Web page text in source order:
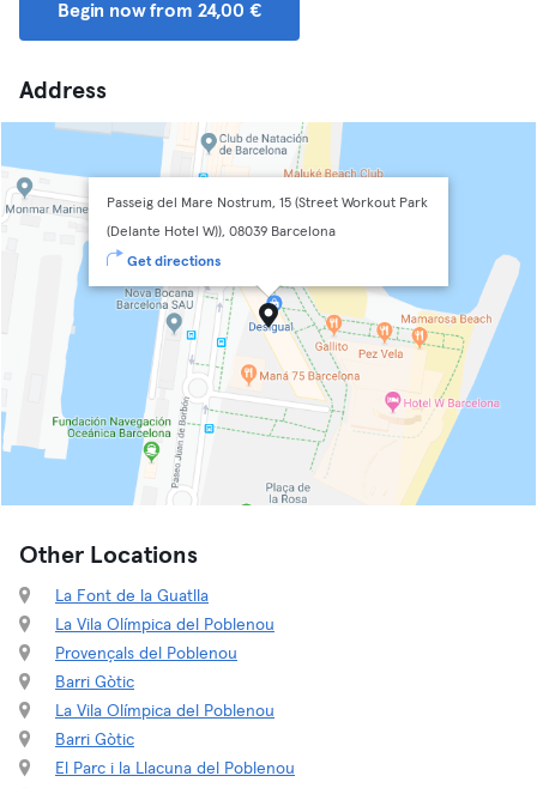
Begin now from 24,00 €
Address
Passeig del Mare Nostrum, 15 (Street Workout Park
(Delante Hotel W)), 08039 Barcelona
Get directions
Other Locations
La Font de la Guatlla
La Vila Olímpica del Poblenou
Provençals del Poblenou
Barri Gòtic
La Vila Olímpica del Poblenou
Barri Gòtic
El Parc i la Llacuna del Poblenou